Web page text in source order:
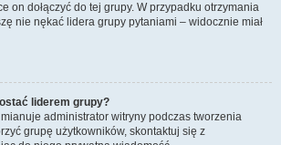
on dołączyć do tej grupy. W przypadku otrzymania
nie nękać lidera grupy pytaniami – widocznie miał
liderem grupy?
administrator witryny podczas tworzenia
grupę użytkowników, skontaktuj się z